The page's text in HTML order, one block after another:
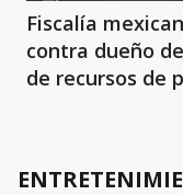
Fiscalía
contra dueño
de recursos de